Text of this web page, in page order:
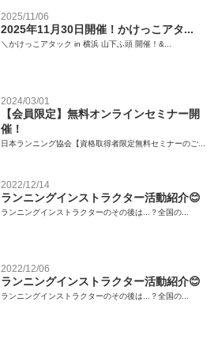
2025/11/06
2025年11月30日開催！かけっこアタ...
＼かけっこアタック in 横浜 山下ふ頭 開催！&...
2024/03/01
【会員限定】無料オンラインセミナー開
催！
日本ランニング協会【資格取得者限定無料セミナーのご...
2022/12/14
ランニングインストラクター活動紹介😊
ランニングインストラクターのその後は...？全国の...
2022/12/06
ランニングインストラクター活動紹介😊
ランニングインストラクターのその後は...？全国の...